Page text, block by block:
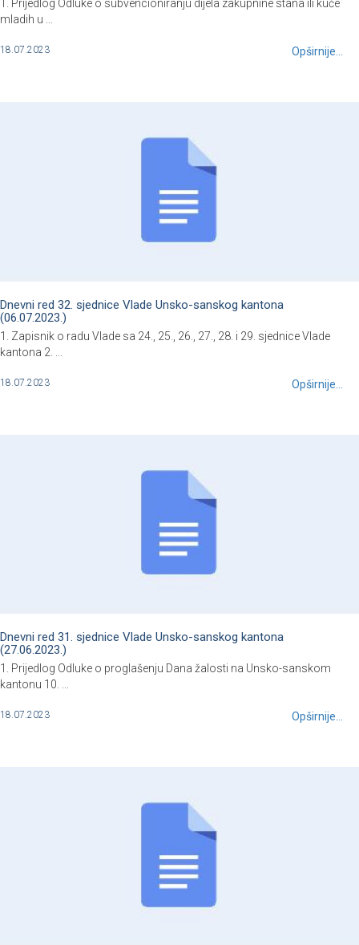
1. Prijedlog Odluke o subvencioniranju dijela zakupnine stana ili kuće
mladih u ...
18.07.2023 Opširnije...
Dnevni red 32. sjednice Vlade Unsko-sanskog kantona
(06.07.2023.)
1. Zapisnik o radu Vlade sa 24., 25., 26., 27., 28. i 29. sjednice Vlade
kantona 2. ...
18.07.2023 Opširnije...
Dnevni red 31. sjednice Vlade Unsko-sanskog kantona
(27.06.2023.)
1. Prijedlog Odluke o proglašenju Dana žalosti na Unsko-sanskom
kantonu 10. ...
18.07.2023 Opširnije...